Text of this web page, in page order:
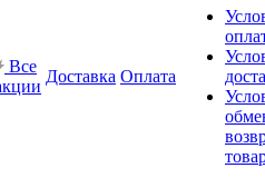
Все
Доставка Оплата